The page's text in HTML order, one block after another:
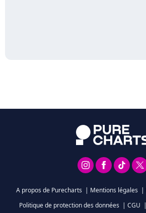
A propos de Purecharts | Mentions légales |
Politique de protection des données | CGU |